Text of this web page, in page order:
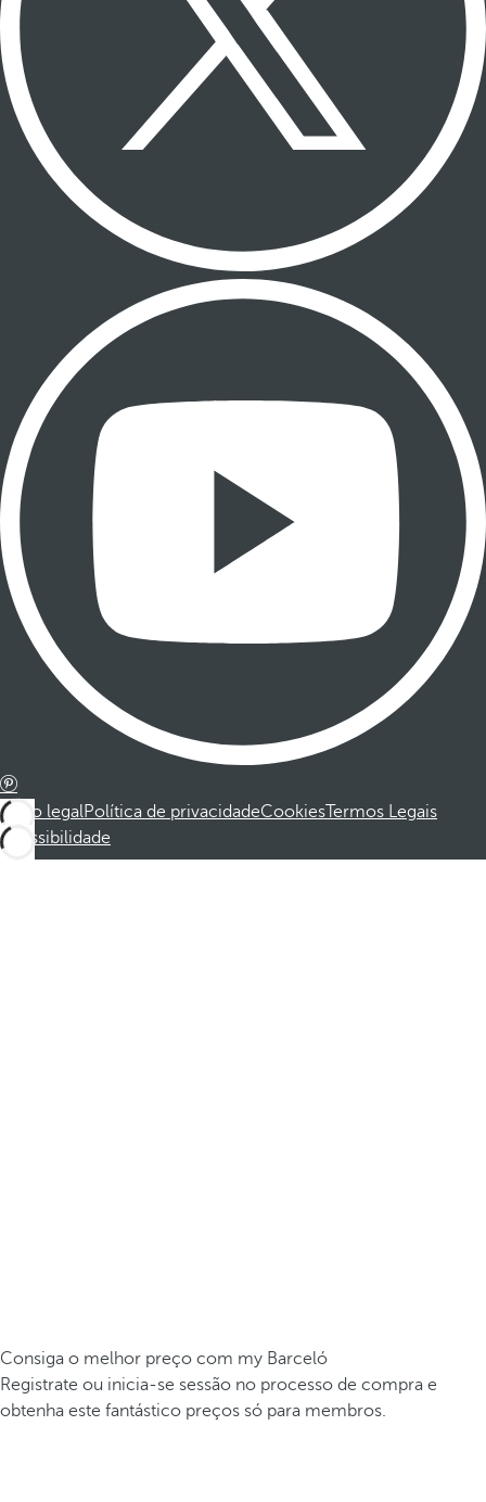
Aviso legalPolítica de privacidadeCookiesTermos Legais
Acessibilidade
Consiga o melhor preço com my Barceló
Registrate ou inicia-se sessão no processo de compra e
obtenha este fantástico preços só para membros.